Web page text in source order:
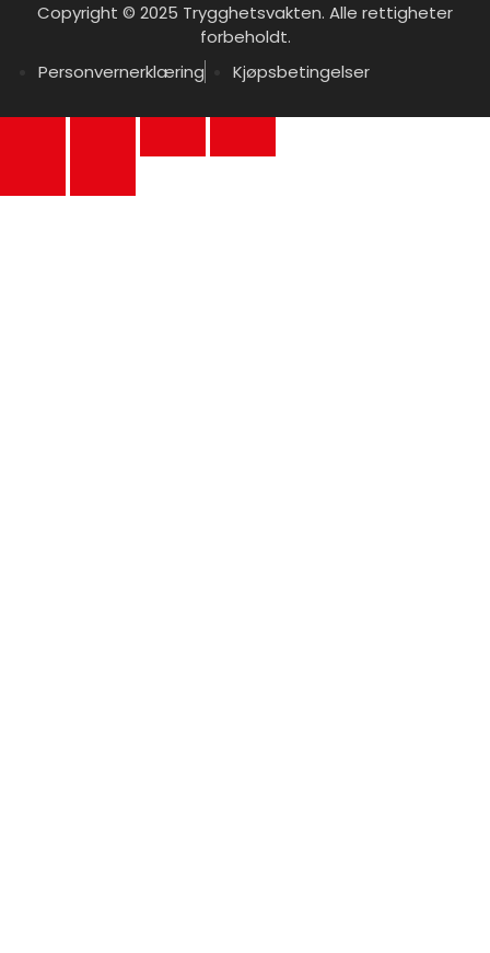
Copyright © 2025 Trygghetsvakten. Alle rettigheter
forbeholdt.
Personvernerklæring
Kjøpsbetingelser